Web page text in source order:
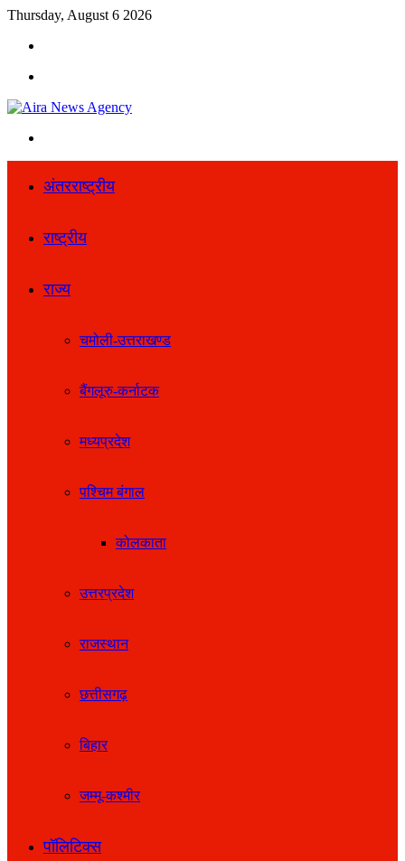
Thursday, August 6 2026
अंतरराष्ट्रीय
राष्ट्रीय
राज्य
चमोली-उत्तराखण्ड
बैंगलूरु-कर्नाटक
मध्यप्रदेश
पश्चिम बंगाल
कोलकाता
उत्तरप्रदेश
राजस्थान
छत्तीसगढ़
बिहार
जम्मू-कश्मीर
पॉलिटिक्स